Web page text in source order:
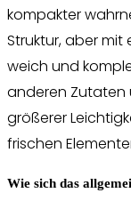
kompakter
Struktur, aber mit
weich und
anderen Zutaten
größerer
frischen
Wie sich das